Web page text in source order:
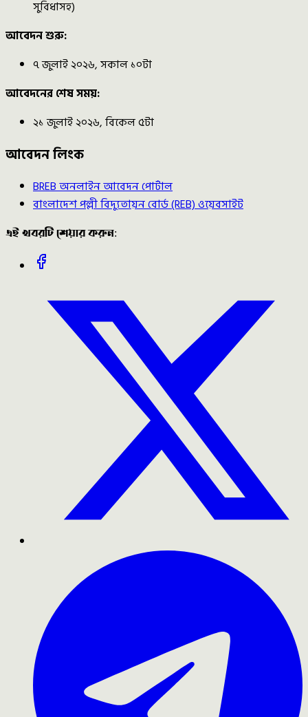
সুবিধাসহ)
আবেদন শুরু:
৭ জুলাই ২০২৬, সকাল ১০টা
আবেদনের শেষ সময়:
২১ জুলাই ২০২৬, বিকেল ৫টা
আবেদন লিংক
BREB অনলাইন আবেদন পোর্টাল
বাংলাদেশ পল্লী বিদ্যুতায়ন বোর্ড (REB) ওয়েবসাইট
এই খবরটি শেয়ার করুন: